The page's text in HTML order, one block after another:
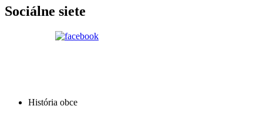
Sociálne siete
História obce